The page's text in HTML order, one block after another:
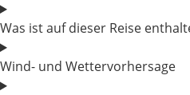
Was ist auf dieser Reise
Wind- und Wettervorhersage